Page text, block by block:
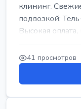
клининг.
подвозкой:
Высокая
...
41 просмотров